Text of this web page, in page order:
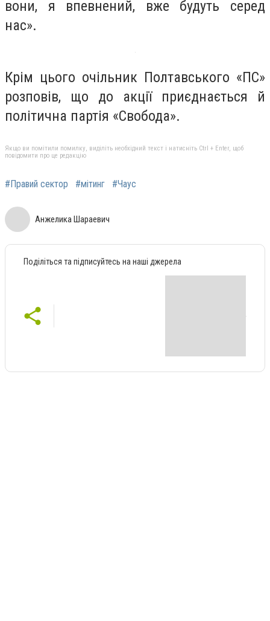
вони, я впевнений, вже будуть серед
нас».
Крім цього очільник Полтавського «ПС»
розповів, що до акції приєднається й
політична партія «Свобода».
Якщо ви помітили помилку, виділіть необхідний текст і натисніть Ctrl + Enter, щоб
повідомити про це редакцію
#Правий сектор #мітинг #Чаус
Анжелика Шараевич
Поділіться та підписуйтесь на наші джерела